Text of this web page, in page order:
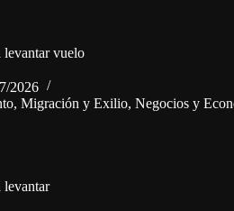
levantar vuelo
2026
, Migración y Exilio, Negocios y
levantar